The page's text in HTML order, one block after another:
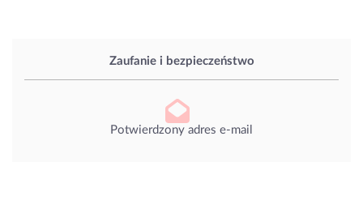
Zaufanie i bezpieczeństwo
Potwierdzony adres e-mail